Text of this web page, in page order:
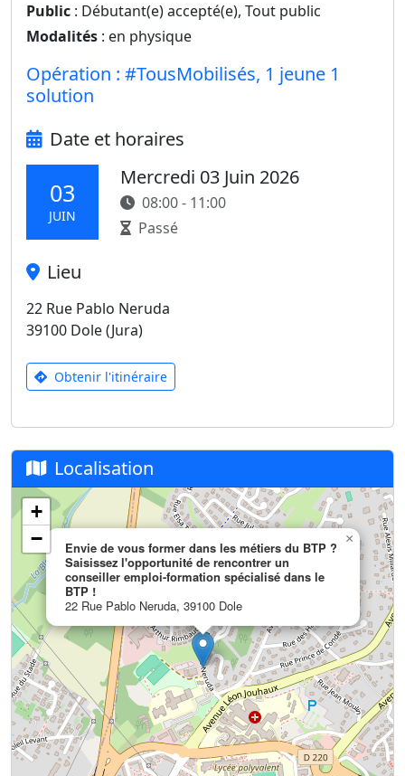
Public : Débutant(e) accepté(e), Tout public
Modalités : en physique
Opération : #TousMobilisés, 1 jeune 1
solution
Date et horaires
03
JUIN
Mercredi 03 Juin 2026
08:00 - 11:00
Passé
Lieu
22 Rue Pablo Neruda
39100 Dole (Jura)
Obtenir l'itinéraire
Localisation
Envie de vous former dans les métiers du BTP ?
Saisissez l'opportunité de rencontrer un
conseiller emploi-formation spécialisé dans le
BTP !
22 Rue Pablo Neruda, 39100 Dole
×
+
−